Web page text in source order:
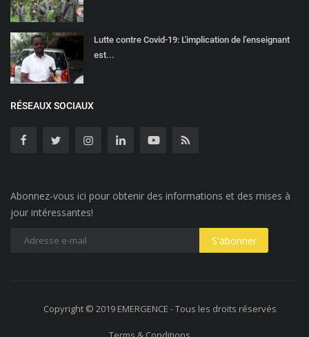
Lutte contre Covid-19: L'implication de l’enseignant
est...
RÉSEAUX SOCIAUX
Abonnez-vous ici pour obtenir des informations et des mises à
jour intéressantes!
Copyright © 2019 EMERGENCE - Tous les droits réservés